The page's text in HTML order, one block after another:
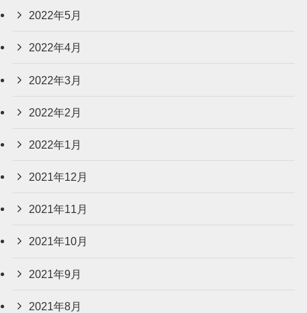
2022年5月
2022年4月
2022年3月
2022年2月
2022年1月
2021年12月
2021年11月
2021年10月
2021年9月
2021年8月